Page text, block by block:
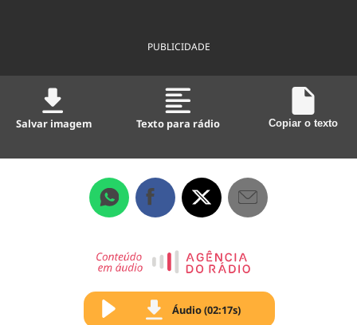
PUBLICIDADE
Salvar imagem Texto para rádio Copiar o texto
Áudio (02:17s)